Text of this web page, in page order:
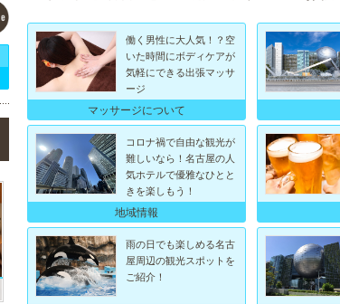
働く男性に大人気！？空
いた時間にボディケアが
気軽にできる出張マッサ
ージ
マッサージについて
コロナ禍で自由な観光が
難しいなら！名古屋の人
気ホテルで優雅なひとと
きを楽しもう！
地域情報
雨の日でも楽しめる名古
屋周辺の観光スポットを
ご紹介！